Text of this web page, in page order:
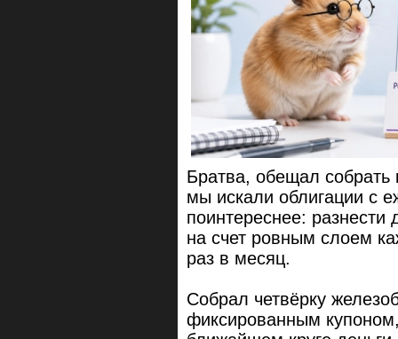
Братва, обещал
мы искали облигации с
поинтереснее:
на счет ровным слоем
раз в месяц.
Собрал четвёрку
фиксированным